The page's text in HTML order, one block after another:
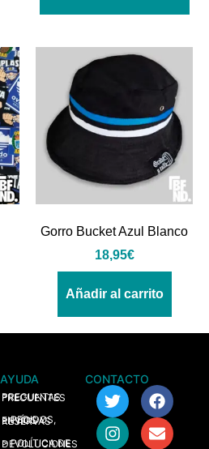
Gorro Bucket Azul Blanco
18,95€
Añadir al carrito
AYUDA
> PREGUNTAS FRECUENTES
> PEDIDOS, ENVÍOS Y RESERVAS
> POLÍTICA DE DEVOLUCIONES
CONTACTO